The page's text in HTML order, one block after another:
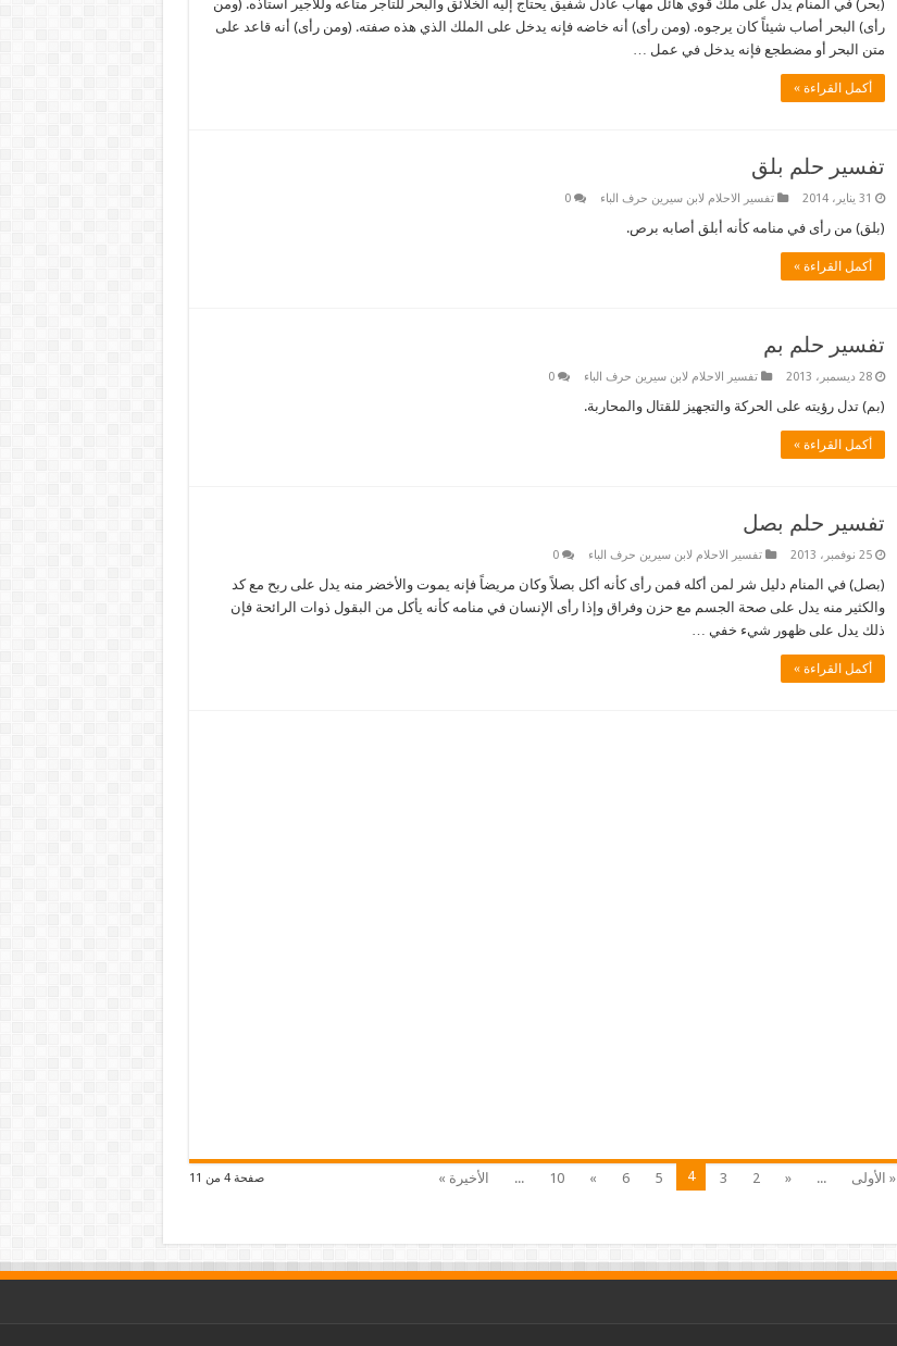
(بحر) في المنام يدل على ملك قوي هائل مهاب عادل شفيق يحتاج إليه الخلائق والبحر للتاجر متاعه وللأجير أستاذه. (ومن
رأى) البحر أصاب شيئاً كان يرجوه. (ومن رأى) أنه خاضه فإنه يدخل على الملك الذي هذه صفته. (ومن رأى) أنه قاعد على
متن البحر أو مضطجع فإنه يدخل في عمل …
أكمل القراءة »
تفسير حلم بلق
31 يناير، 2014 تفسير الاحلام لابن سيرين حرف الباء 0
(بلق) من رأى في منامه كأنه أبلق أصابه برص.
أكمل القراءة »
تفسير حلم بم
28 ديسمبر، 2013 تفسير الاحلام لابن سيرين حرف الباء 0
(بم) تدل رؤيته على الحركة والتجهيز للقتال والمحاربة.
أكمل القراءة »
تفسير حلم بصل
25 نوفمبر، 2013 تفسير الاحلام لابن سيرين حرف الباء 0
(بصل) في المنام دليل شر لمن أكله فمن رأى كأنه أكل بصلاً وكان مريضاً فإنه يموت والأخضر منه يدل على ربح مع كد
والكثير منه يدل على صحة الجسم مع حزن وفراق وإذا رأى الإنسان في منامه كأنه يأكل من البقول ذوات الرائحة فإن
ذلك يدل على ظهور شيء خفي …
أكمل القراءة »
صفحة 4 من 11 « الأولى ...
«
2
3
4
5
6
»
10
... الأخيرة »